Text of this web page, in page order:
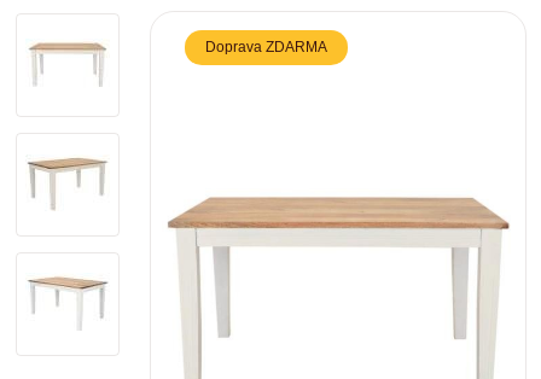
Doprava ZDARMA